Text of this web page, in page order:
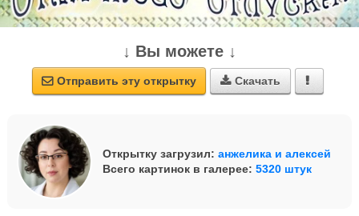
↓ Вы можете ↓
 Отправить эту открытку  Скачать 
Открытку загрузил: анжелика и алексей
Всего картинок в галерее: 5320 штук